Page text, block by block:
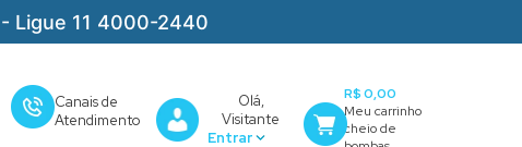
- Ligue 11 4000-2440
Canais de
Atendimento
Olá,
Visitante
R$ 0,00